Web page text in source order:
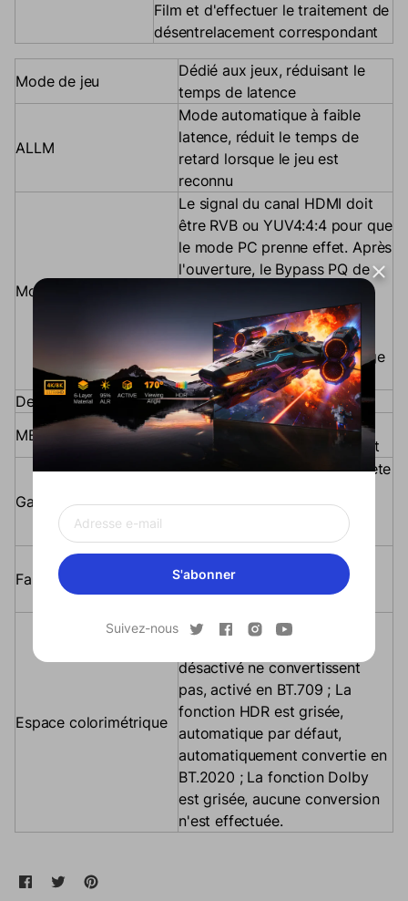
S'abonner
Suivez-nous
Film et d'effectuer le traitement de
désentrelacement correspondant
Mode de jeu
Dédié aux jeux, réduisant le
temps de latence
ALLM
Mode automatique à faible
latence, réduit le temps de
retard lorsque le jeu est
reconnu
Mode ordinateur
Le signal du canal HDMI doit
être RVB ou YUV4:4:4 pour que
le mode PC prenne effet. Après
l'ouverture, le Bypass PQ de
dynamique, la netteté et
d'autres fonctions ne
fonctionnent pas et l'affichage
d'origine s'affiche.
De-Compteur
Pour ruban atténuant
MEMC
Estimation de mouvement,
compensation de mouvement
Gamme RVB HDMI
Sélectionnez la plage complète
l'écran de la plage complète
deviendra plus lumineux
Faible lumière bleue
Après ouverture, réduisez le
rapport de lumière bleue,
Espace colorimétrique
Conversion de l'espace
désactivé ne convertissent
pas, activé en BT.709 ; La
fonction HDR est grisée,
automatique par défaut,
automatiquement convertie en
BT.2020 ; La fonction Dolby
est grisée, aucune conversion
n'est effectuée.
Partager sur Facebook
Ouvre dans une nouvelle fenêtre.
Tweeter sur Twitter
Ouvre dans une nouvelle fenêtre.